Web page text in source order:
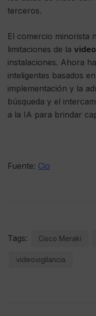
terceros.
El comercio minorista
limitaciones de la
instalaciones. Ahora
inteligentes basados
implementación y la
búsqueda y el
a la IA para brindar
Fuente: Cio
Tags: Cisco Meraki
videovigilancia